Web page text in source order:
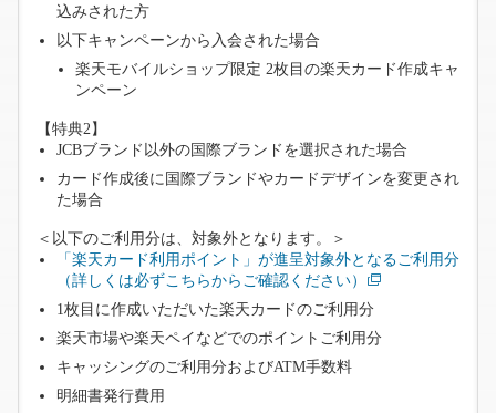
込みされた方
以下キャンペーンから入会された場合
楽天モバイルショップ限定 2枚目の楽天カード作成キャ
ンペーン
【特典2】
JCBブランド以外の国際ブランドを選択された場合
カード作成後に国際ブランドやカードデザインを変更され
た場合
＜以下のご利用分は、対象外となります。＞
「楽天カード利用ポイント」が進呈対象外となるご利用分
（詳しくは必ずこちらからご確認ください）
1枚目に作成いただいた楽天カードのご利用分
楽天市場や楽天ペイなどでのポイントご利用分
キャッシングのご利用分およびATM手数料
明細書発行費用